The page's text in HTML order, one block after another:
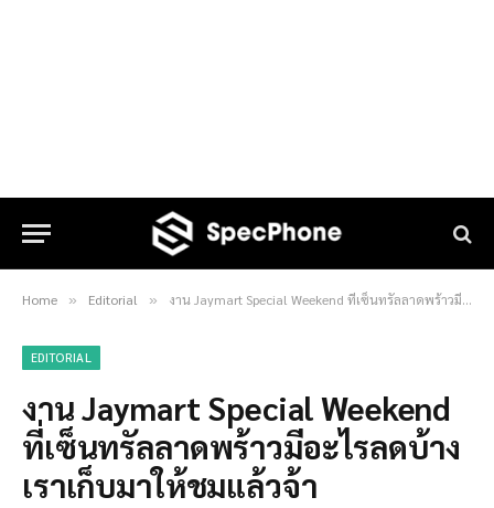
Home » Editorial » งาน Jaymart Special Weekend ที่เซ็นทรัลลาดพร้าวมีอะไรลดบ้าง เราเก็บมาให้ชมแล้วจ้า
EDITORIAL
งาน Jaymart Special Weekend
ที่เซ็นทรัลลาดพร้าวมีอะไรลดบ้าง
เราเก็บมาให้ชมแล้วจ้า